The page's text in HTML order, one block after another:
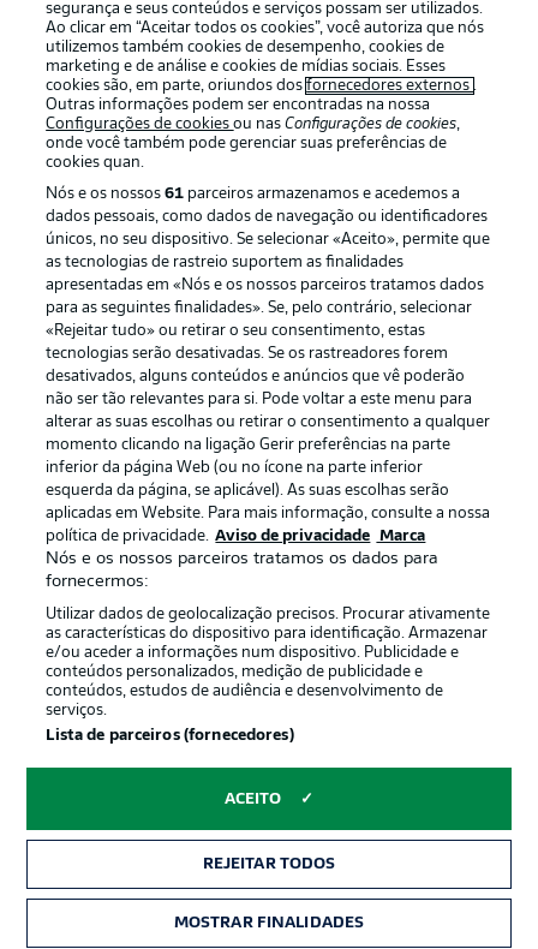
Football as it’s meant to be
APLICATIVO DA BUNDESLIGA
Oferecido por
Gerir preferências Aviso de privacidade
Trabalhe conosco
Marca Contato
segurança e seus conteúdos e serviços possam ser utilizados.
Ao clicar em “Aceitar todos os cookies”, você autoriza que nós
utilizemos também cookies de desempenho, cookies de
marketing e de análise e cookies de mídias sociais. Esses
cookies são, em parte, oriundos dosfornecedores externos .
Outras informações podem ser encontradas na nossa
Configurações de cookiesou nasConfigurações de cookies,
onde você também pode gerenciar suas preferências de
cookies quan.
Nós e os nossos61 parceiros armazenamos e acedemos a
dados pessoais, como dados de navegação ou identificadores
únicos, no seu dispositivo. Se selecionar «Aceito», permite que
as tecnologias de rastreio suportem as finalidades
apresentadas em «Nós e os nossos parceiros tratamos dados
para as seguintes finalidades». Se, pelo contrário, selecionar
«Rejeitar tudo» ou retirar o seu consentimento, estas
tecnologias serão desativadas. Se os rastreadores forem
desativados, alguns conteúdos e anúncios que vê poderão
não ser tão relevantes para si. Pode voltar a este menu para
alterar as suas escolhas ou retirar o consentimento a qualquer
momento clicando na ligação Gerir preferências na parte
inferior da página Web (ou no ícone na parte inferior
esquerda da página, se aplicável). As suas escolhas serão
aplicadas em Website. Para mais informação, consulte a nossa
política de privacidade. Aviso de privacidade Marca
Nós e os nossos parceiros tratamos os dados para
fornecermos:
Utilizar dados de geolocalização precisos. Procurar ativamente
as características do dispositivo para identificação. Armazenar
e/ou aceder a informações num dispositivo. Publicidade e
conteúdos personalizados, medição de publicidade e
conteúdos, estudos de audiência e desenvolvimento de
serviços.
Lista de parceiros (fornecedores)
ACEITO
REJEITAR TODOS
MOSTRAR FINALIDADES